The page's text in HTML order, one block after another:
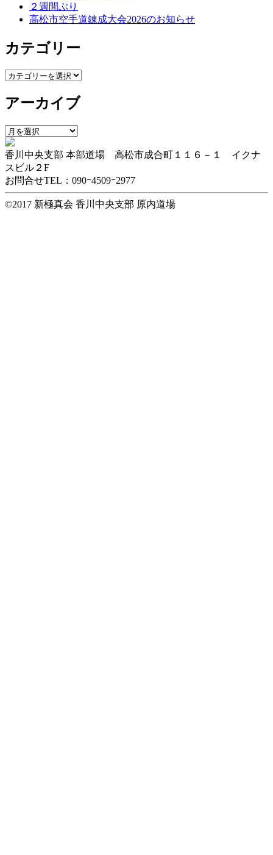
２週間ぶり
高松市空手道錬成大会2026のお知らせ
カテゴリー
カ
ゴ
ー
アーカイブ
ア
ー
カ
イ
ブ
香川中央支部 本部道場 高松市成合町１１６－１ イクナ
スビル２F
お問合せTEL：090ｰ4509ｰ2977
©2017 新極真会 香川中央支部 原内道場